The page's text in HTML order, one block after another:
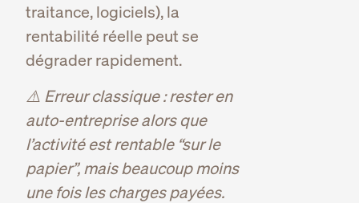
traitance, logiciels), la
rentabilité réelle peut se
dégrader rapidement.
⚠️ Erreur classique : rester en
auto-entreprise alors que
l’activité est rentable “sur le
papier”, mais beaucoup moins
une fois les charges payées.